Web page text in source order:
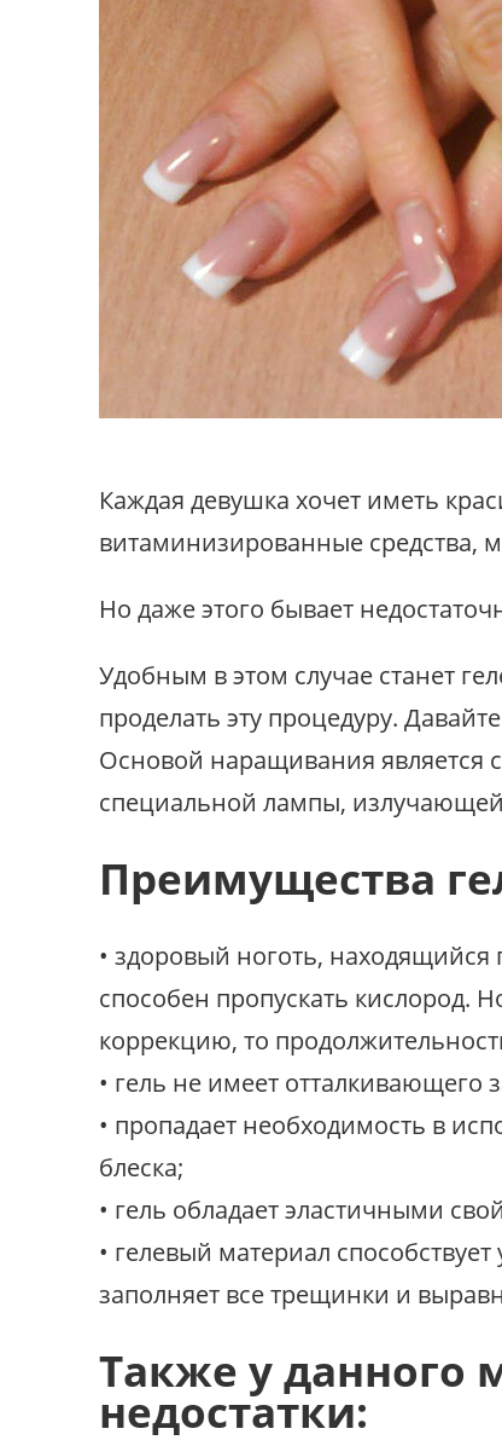
Каждая девушка хочет иметь
витаминизированные средства,
Но даже этого бывает
Удобным в этом случае станет
проделать эту процедуру.
Основой наращивания является
специальной лампы,
Преимущества
• здоровый ноготь, находящийся
способен пропускать кислород.
коррекцию, то
• гель не имеет отталкивающего
• пропадает необходимость в
блеска;
• гель обладает эластичными
• гелевый материал
заполняет все трещинки и
Также у данного
недостатки: